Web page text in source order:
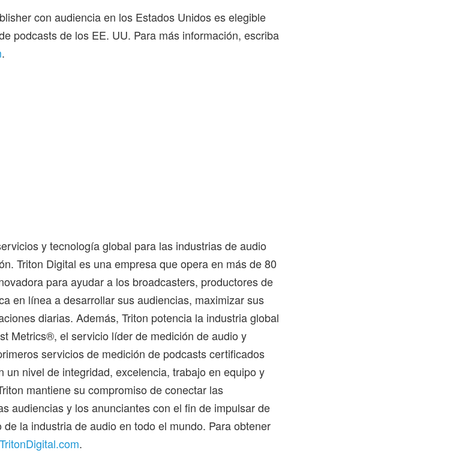
con audiencia en los Estados Unidos es elegible
podcasts de los EE. UU. Para más información, escriba
.
y tecnología global para las industrias de audio
Triton Digital es una empresa que opera en más de 80
para ayudar a los broadcasters, productores de
en línea a desarrollar sus audiencias, maximizar sus
diarias. Además, Triton potencia la industria global
Metrics®, el servicio líder de medición de audio y
servicios de medición de podcasts certificados
un nivel de integridad, excelencia, trabajo en equipo y
mantiene su compromiso de conectar las
audiencias y los anunciantes con el fin de impulsar de
la industria de audio en todo el mundo. Para obtener
.